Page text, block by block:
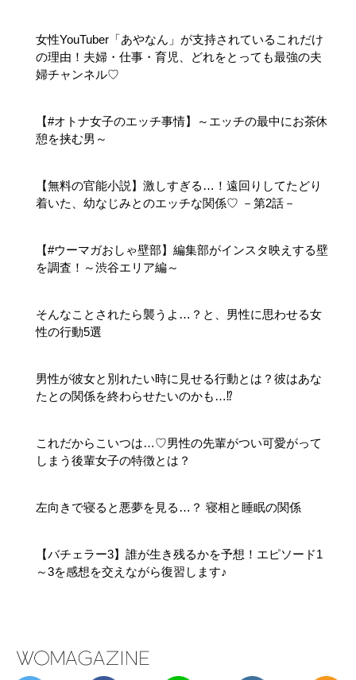
女性YouTuber「あやなん」が支持されているこれだけ
の理由！夫婦・仕事・育児、どれをとっても最強の夫
婦チャンネル♡
【#オトナ女子のエッチ事情】～エッチの最中にお茶休
憩を挟む男～
【無料の官能小説】激しすぎる…！遠回りしてたどり
着いた、幼なじみとのエッチな関係♡ －第2話－
【#ウーマガおしゃ壁部】編集部がインスタ映えする壁
を調査！～渋谷エリア編～
そんなことされたら襲うよ…？と、男性に思わせる女
性の行動5選
男性が彼女と別れたい時に見せる行動とは？彼はあな
たとの関係を終わらせたいのかも…⁉
これだからこいつは…♡男性の先輩がつい可愛がって
しまう後輩女子の特徴とは？
左向きで寝ると悪夢を見る…？ 寝相と睡眠の関係
【バチェラー3】誰が生き残るかを予想！エピソード1
～3を感想を交えながら復習します♪